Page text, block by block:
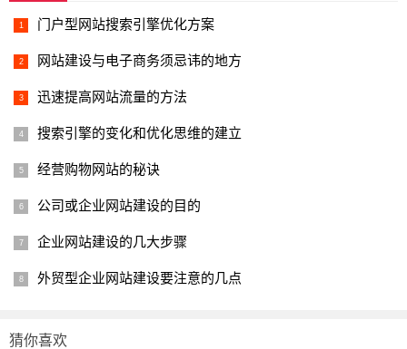
门户型网站搜索引擎优化方案
网站建设与电子商务须忌讳的地方
迅速提高网站流量的方法
搜索引擎的变化和优化思维的建立
经营购物网站的秘诀
公司或企业网站建设的目的
企业网站建设的几大步骤
外贸型企业网站建设要注意的几点
猜你喜欢